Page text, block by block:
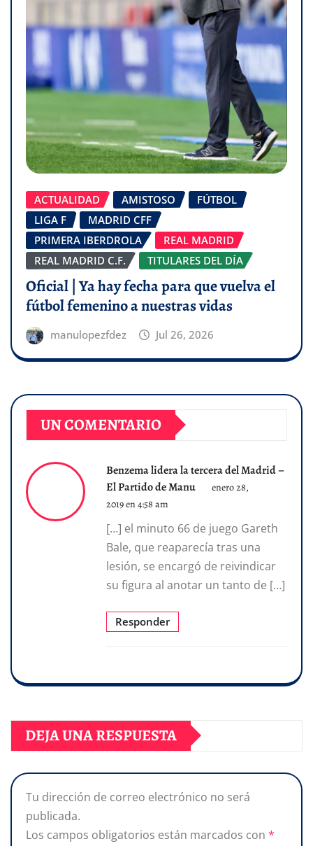
ACTUALIDAD AMISTOSO
FÚTBOL
LIGA F
MADRID CFF
PRIMERA IBERDROLA
REAL MADRID
REAL MADRID C.F.
TITULARES DEL DÍA
Oficial | Ya hay fecha para que vuelva el
fútbol femenino a nuestras vidas
manulopezfdez Jul 26, 2026
UN COMENTARIO
Benzema lidera la tercera del Madrid –
El Partido de Manu
enero 28,
2019 en 4:58 am
[…] el minuto 66 de juego Gareth
Bale, que reaparecía tras una
lesión, se encargó de reivindicar
su figura al anotar un tanto de […]
Responder
DEJA UNA RESPUESTA
Tu dirección de correo electrónico no será
publicada.
Los campos obligatorios están marcados con *